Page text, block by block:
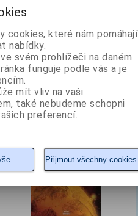
planeta
Asimov Isaac
cookies, které nám pomáhají
nabídky.
svém prohlížeči na daném
funguje podle vás a je
mít vliv na vaši
také nebudeme schopni
preferencí.
Přijmout všechny cookies